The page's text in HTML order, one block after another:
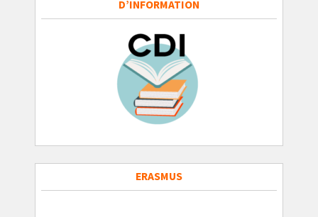
D’INFORMATION
ERASMUS